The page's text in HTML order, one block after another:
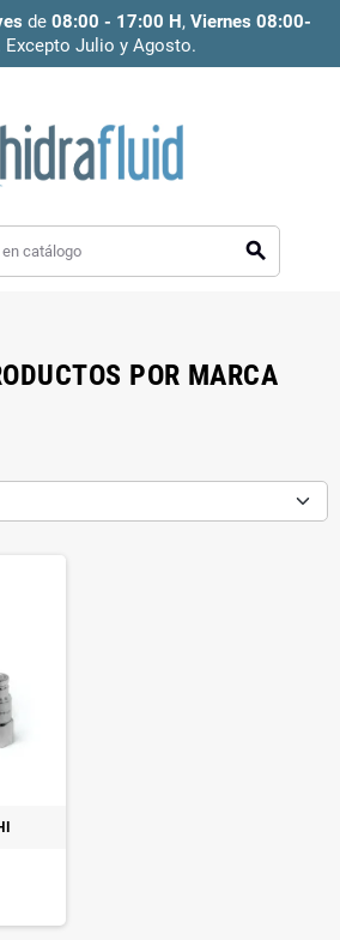
de 08:00 - 17:00 H, Viernes 08:00-
Excepto Julio y Agosto.
search
POR MARCA